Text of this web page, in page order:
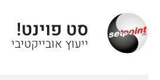
סט פוינט!
ייעוץ אובייקטיבי